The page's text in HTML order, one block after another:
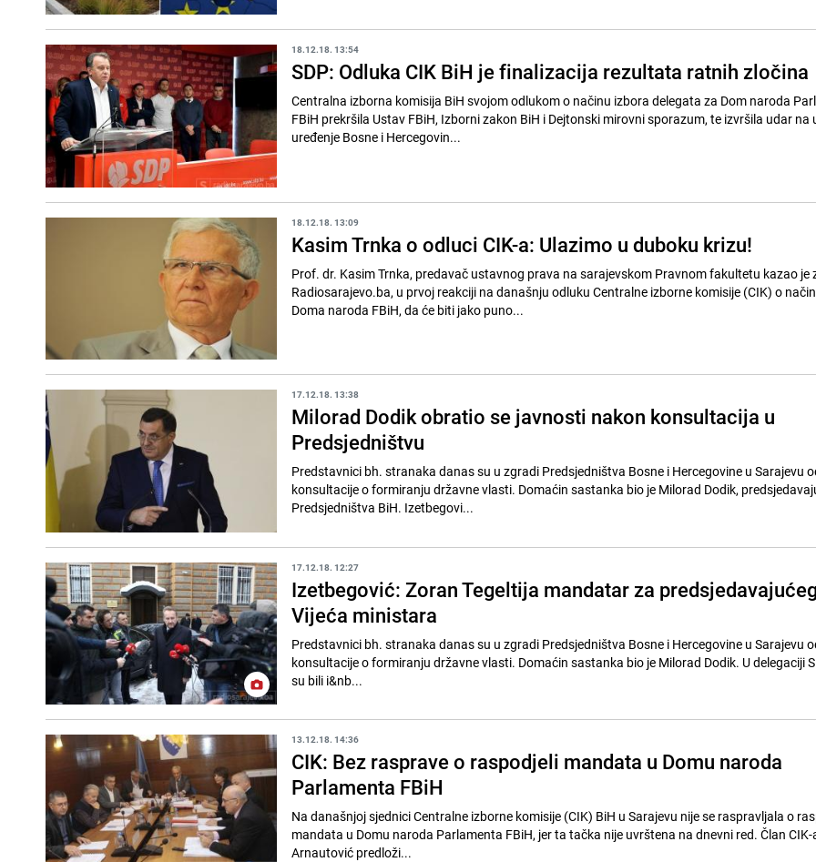
18.12.18. 13:54
SDP: Odluka CIK BiH je finalizacija rezultata ratnih zločina
Centralna izborna komisija BiH svojom odlukom o načinu izbora delegata za Dom naroda
FBiH prekršila Ustav FBiH, Izborni zakon BiH i Dejtonski mirovni sporazum, te izvršila udar na
uređenje Bosne i Hercegovin...
18.12.18. 13:09
Kasim Trnka o odluci CIK-a: Ulazimo u duboku krizu!
Prof. dr. Kasim Trnka, predavač ustavnog prava na sarajevskom Pravnom fakultetu kazao je
Radiosarajevo.ba, u prvoj reakciji na današnju odluku Centralne izborne komisije (CIK) o
Doma naroda FBiH, da će biti jako puno...
17.12.18. 13:38
Milorad Dodik obratio se javnosti nakon konsultacija u
Predsjedništvu
Predstavnici bh. stranaka danas su u zgradi Predsjedništva Bosne i Hercegovine u Sarajevu
konsultacije o formiranju državne vlasti. Domaćin sastanka bio je Milorad Dodik,
Predsjedništva BiH. Izetbegovi...
17.12.18. 12:27
Izetbegović: Zoran Tegeltija mandatar za
Vijeća ministara
Predstavnici bh. stranaka danas su u zgradi Predsjedništva Bosne i Hercegovine u Sarajevu
konsultacije o formiranju državne vlasti. Domaćin sastanka bio je Milorad Dodik. U delegaciji
su bili i&nb...
13.12.18. 14:36
CIK: Bez rasprave o raspodjeli mandata u Domu naroda
Parlamenta FBiH
Na današnjoj sjednici Centralne izborne komisije (CIK) BiH u Sarajevu nije se raspravljala o
mandata u Domu naroda Parlamenta FBiH, jer ta tačka nije uvrštena na dnevni red. Član CIK-
Arnautović predloži...